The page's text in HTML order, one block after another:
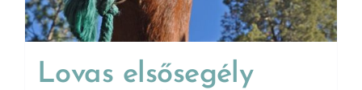
Lovas elsősegély